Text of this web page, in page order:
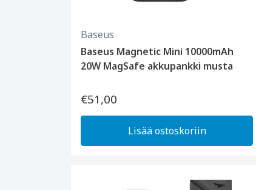
Baseus
Baseus Magnetic Mini 10000mAh
20W MagSafe akkupankki musta
€51,00
Lisää ostoskoriin